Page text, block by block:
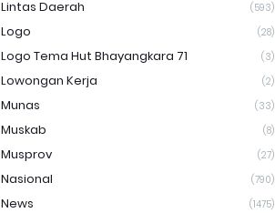
Lintas Daerah (593)
Logo (28)
Logo Tema Hut Bhayangkara 71 (3)
Lowongan Kerja (2)
Munas (33)
Muskab (8)
Musprov (27)
Nasional (790)
News (1475)